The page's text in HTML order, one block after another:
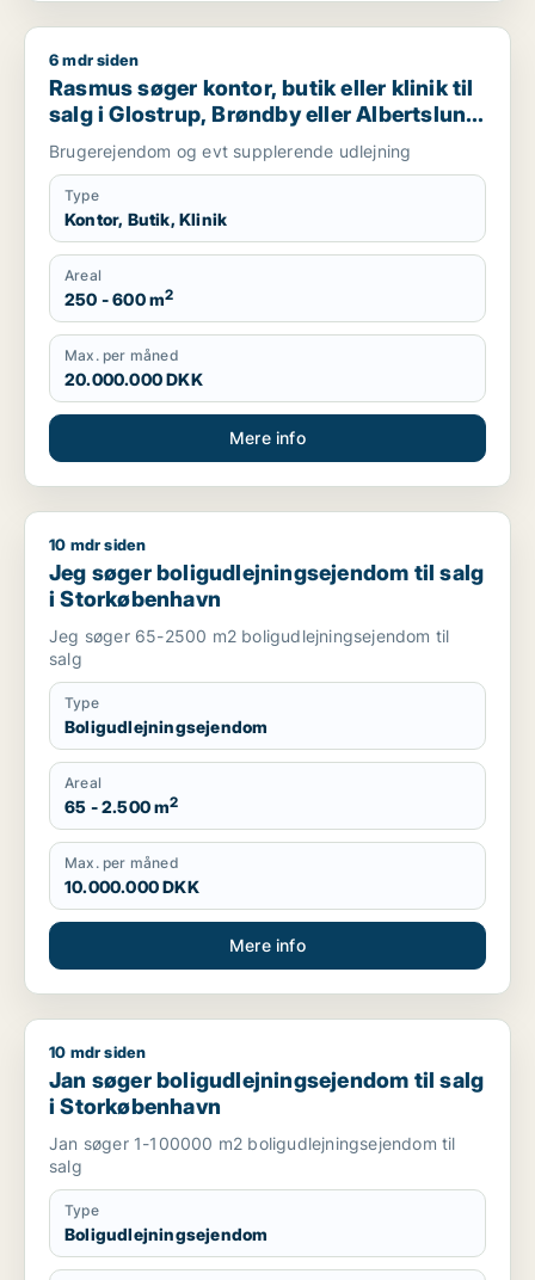
Rasmus søger kontor, butik eller klinik til salg i Glostrup,
6 mdr siden
Rasmus søger kontor, butik eller klinik til
salg i Glostrup, Brøndby eller Albertslund
m.fl.
Brugerejendom og evt supplerende udlejning
Type
Kontor, Butik, Klinik
Areal
250 - 600 m2
Max. per måned
20.000.000 DKK
Mere info
Jeg søger boligudlejningsejendom til salg i Storkøbenhavn
10 mdr siden
Jeg søger boligudlejningsejendom til salg
i Storkøbenhavn
Jeg søger 65-2500 m2 boligudlejningsejendom til
salg
Type
Boligudlejningsejendom
Areal
65 - 2.500 m2
Max. per måned
10.000.000 DKK
Mere info
Jan søger boligudlejningsejendom til salg i Storkøbenhavn
10 mdr siden
Jan søger boligudlejningsejendom til salg
i Storkøbenhavn
Jan søger 1-100000 m2 boligudlejningsejendom til
salg
Type
Boligudlejningsejendom